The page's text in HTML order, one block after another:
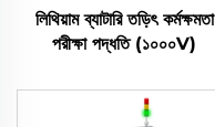
লিথিয়াম ব্যাটারি তড়িৎ কর্মক্ষমতা
পরীক্ষা পদ্ধতি (১০০০V)